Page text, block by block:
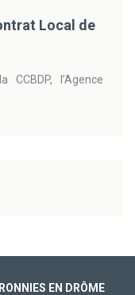
Local de
l’Agence
EN DRÔME